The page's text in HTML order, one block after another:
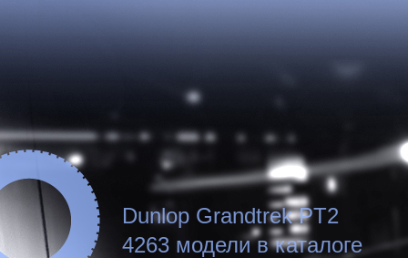
Dunlop Grandtrek PT2
4263 модели в каталоге